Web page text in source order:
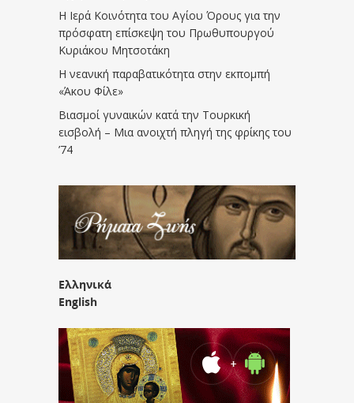
Η Ιερά Κοινότητα του Αγίου Όρους για την
πρόσφατη επίσκεψη του Πρωθυπουργού
Κυριάκου Μητσοτάκη
Η νεανική παραβατικότητα στην εκπομπή
«Άκου Φίλε»
Βιασμοί γυναικών κατά την Τουρκική
εισβολή – Μια ανοιχτή πληγή της φρίκης του
’74
Ελληνικά
English